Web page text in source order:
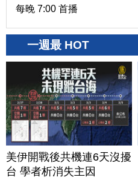
每晚 7:00 首播
一週最 HOT
美伊開戰後共機連6天沒擾
台 學者析消失主因